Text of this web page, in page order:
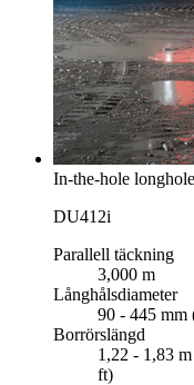
In-the-hole
DU412i
Parallell täckning
3,000 m
Långhålsdiameter
90 - 445 mm
Borrörslängd
1,22 - 1,83
ft)